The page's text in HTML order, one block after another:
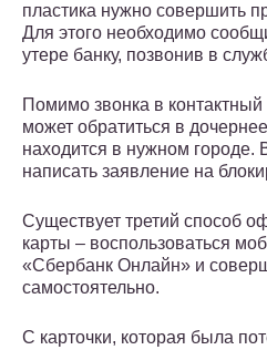
пластика нужно совершить
Для этого необходимо
утере банку, позвонив в
Помимо звонка в контактный
может обратиться в
находится в нужном городе.
написать заявление на
Существует третий способ
карты – воспользоваться
«Сбербанк Онлайн» и
самостоятельно.
С карточки, которая была